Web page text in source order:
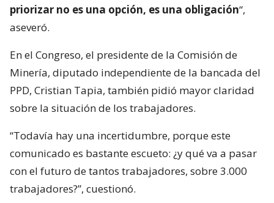
priorizar no es una opción, es una obligación“,
aseveró.
En el Congreso, el presidente de la Comisión de
Minería, diputado independiente de la bancada del
PPD, Cristian Tapia, también pidió mayor claridad
sobre la situación de los trabajadores.
“Todavía hay una incertidumbre, porque este
comunicado es bastante escueto: ¿y qué va a pasar
con el futuro de tantos trabajadores, sobre 3.000
trabajadores?”, cuestionó.